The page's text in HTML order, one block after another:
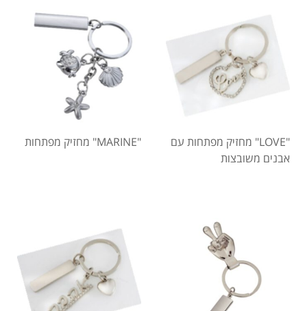
"LOVE" מחזיק מפתחות עם
אבנים משובצות
"MARINE" מחזיק מפתחות